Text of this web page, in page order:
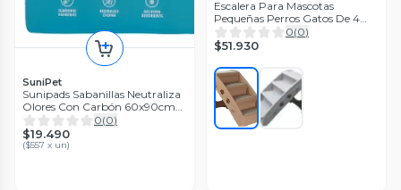
SuniPet
Sunipads Sabanillas Neutraliza
Olores Con Carbón 60x90cm
35u
0(0)
$19.490
($557 x un)
Escalera Para Mascotas
Pequeñas Perros Gatos De 4
Pasos
0(0)
$51.930